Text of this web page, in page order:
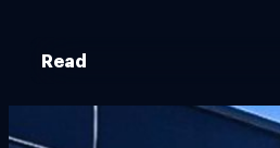
Read